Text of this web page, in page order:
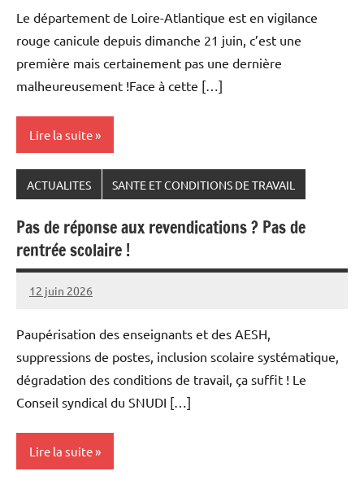
Le département de Loire-Atlantique est en vigilance
rouge canicule depuis dimanche 21 juin, c’est une
première mais certainement pas une dernière
malheureusement !Face à cette […]
Lire la suite
ACTUALITES SANTE ET CONDITIONS DE TRAVAIL
Pas de réponse aux revendications ? Pas de
rentrée scolaire !
12 juin 2026
Snudifo44
Paupérisation des enseignants et des AESH,
suppressions de postes, inclusion scolaire systématique,
dégradation des conditions de travail, ça suffit ! Le
Conseil syndical du SNUDI […]
Lire la suite